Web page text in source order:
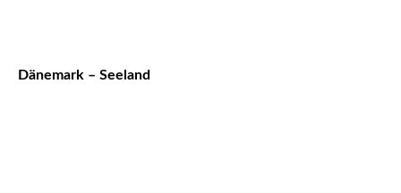
Dänemark – Seeland